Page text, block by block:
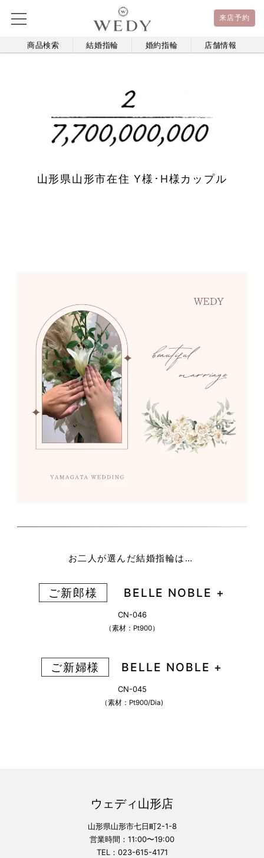
来店予約
商品検索 結婚指輪 婚約指輪 店舗情報
山形県山形市在住 Y様･H様カップル
お二人が選んだ結婚指輪は…
ご新郎様 BELLE NOBLE +
CN-046
（素材：Pt900）
ご新婦様 BELLE NOBLE +
CN-045
（素材：Pt900/Dia)
ウェディ山形店
山形県山形市七日町2-1-8
営業時間：11:00〜19:00
TEL：023-615-4171